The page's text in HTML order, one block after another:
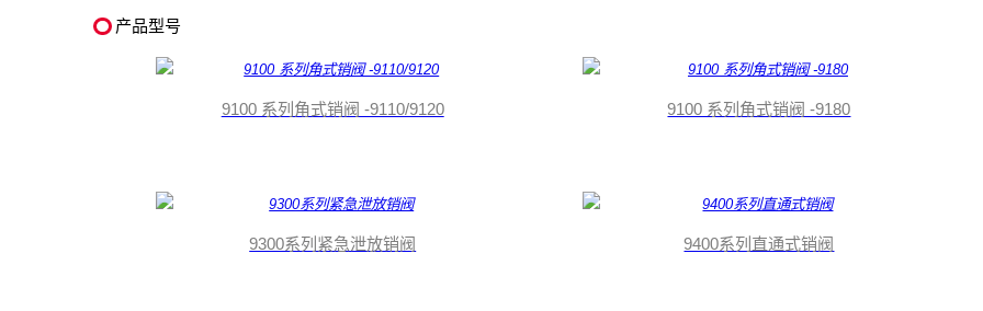
产品型号
9100 系列角式销阀 -9110/9120 9100 系列角式销阀 -9180
9300系列紧急泄放销阀 9400系列直通式销阀